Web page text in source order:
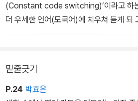
(Constant code switching)’이라고 하는
더 우세한 언어(모국어)에 치우쳐 듣게 되
무시(Tune-out)하는 경향이 있습니다.
한 의도로 한 번씩 같은 표현을 바로 직역
가능한 한 상황별로 일관 된 언어를 사용하
밑줄긋기
P.24 박효은